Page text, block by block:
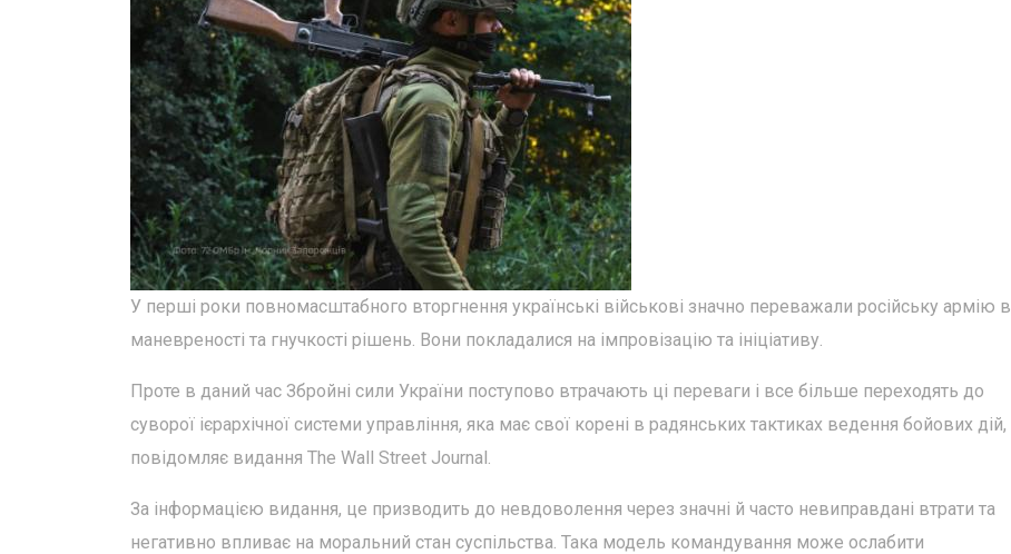
У перші роки повномасштабного вторгнення українські військові значно переважали російську армію в
маневреності та гнучкості рішень. Вони покладалися на імпровізацію та ініціативу.
Проте в даний час Збройні сили України поступово втрачають ці переваги і все більше переходять до
суворої ієрархічної системи управління, яка має свої корені в радянських тактиках ведення бойових дій,
повідомляє видання The Wall Street Journal.
За інформацією видання, це призводить до невдоволення через значні й часто невиправдані втрати та
негативно впливає на моральний стан суспільства. Така модель командування може ослабити